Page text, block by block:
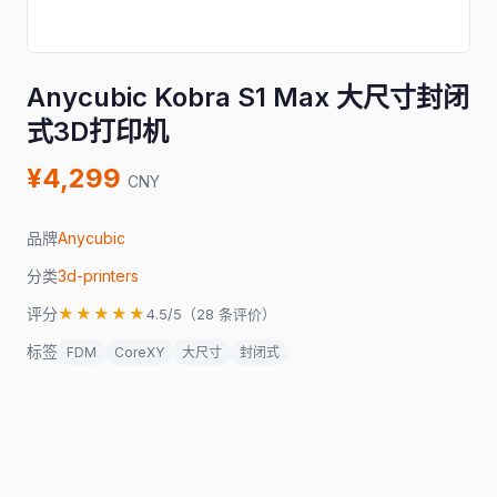
Anycubic Kobra S1 Max 大尺寸封闭
式3D打印机
¥4,299 CNY
品牌Anycubic
分类3d-printers
评分★★★★★ 4.5/5（28 条评价）
标签 FDM CoreXY 大尺寸 封闭式